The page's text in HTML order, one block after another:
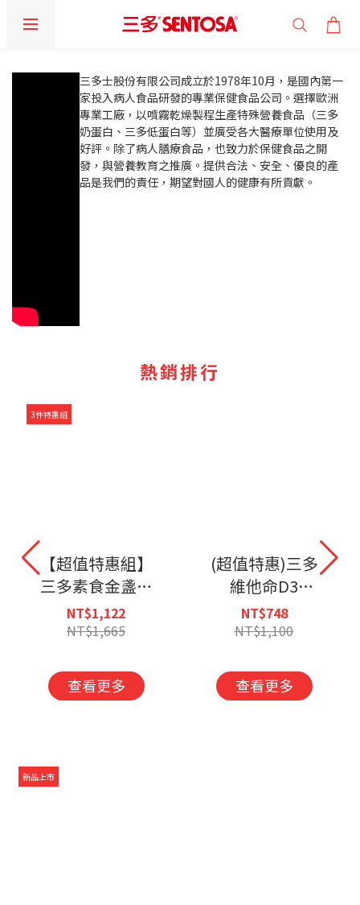
next
next
三多士股份有限公司成立於1978年10月，是國內第一
家投入病人食品研發的專業保健食品公司。選擇歐洲
專業工廠，以噴霧乾燥製程生產特殊營養食品（三多
奶蛋白、三多低蛋白等）並廣受各大醫療單位使用及
好評。除了病人膳療食品，也致力於保健食品之開
發，與營養教育之推廣。提供合法、安全、優良的產
品是我們的責任，期望對國人的健康有所貢獻。
熱銷排行
惠)三多
命D3
膜衣錠
)2入組-恕
看更多
【超值特惠組】
三多金盞花葉黃
素Plus蝦紅素軟
膠囊(50粒/盒)X3
查看更多
【超值
三多金
新品上市